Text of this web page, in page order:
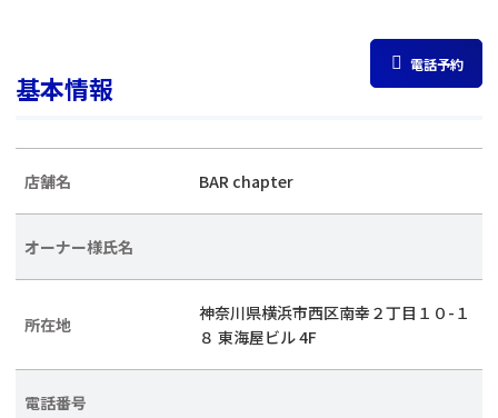
電話予約
基本情報
店舗名 BAR chapter
オーナー様氏名
所在地
神奈川県横浜市西区南幸２丁目１０-１
８ 東海屋ビル 4F
電話番号